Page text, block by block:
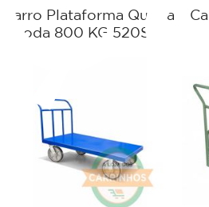
Carro Plataforma Quinta
roda 800 KG 520SC